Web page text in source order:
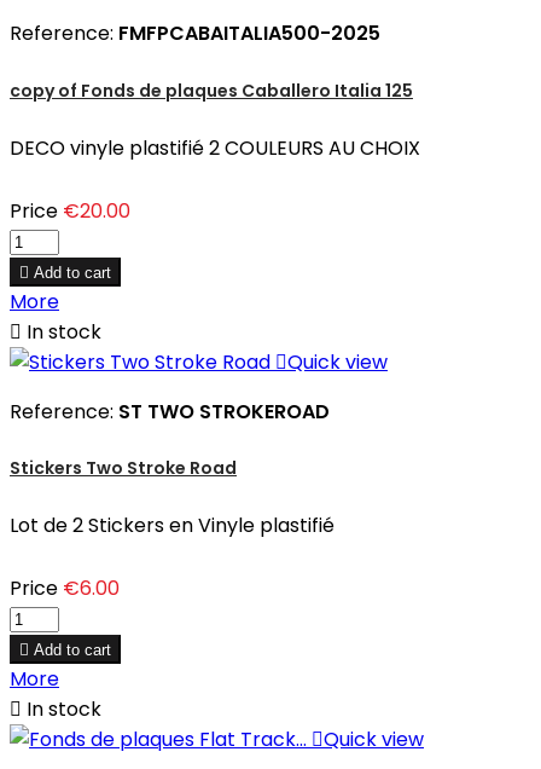
Reference: FMFPCABAITALIA500-2025
copy of Fonds de plaques Caballero Italia 125
DECO vinyle plastifié 2 COULEURS AU CHOIX
Price €20.00
 Add to cart
More
 In stock
Quick view
Reference: ST TWO STROKEROAD
Stickers Two Stroke Road
Lot de 2 Stickers en Vinyle plastifié
Price €6.00
 Add to cart
More
 In stock
Quick view